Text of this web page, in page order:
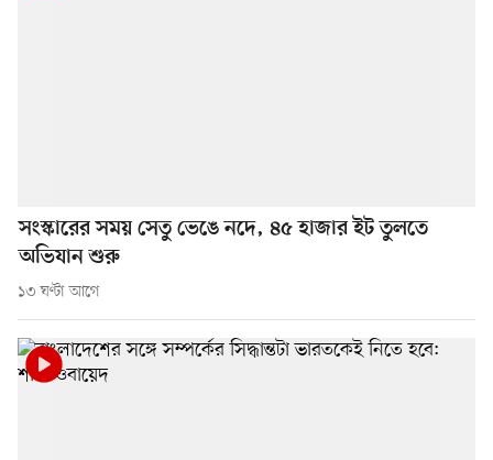
সংস্কারের সময় সেতু ভেঙে নদে, ৪৫ হাজার ইট তুলতে
অভিযান শুরু
১৩ ঘণ্টা আগে